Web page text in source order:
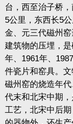
台，西至治子桥
5公里，东西长5
金、元三代磁州
建筑物的压埋，是
年、 1961年、 1987
件瓷片和窑具。
磁州窑的烧造年
代末和北宋中期
工艺，北宋中后